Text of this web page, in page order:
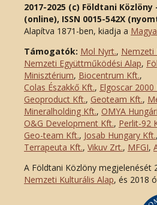
2017-2025 (c) Földtani Közlöny
(online), ISSN 0015-542X
Alapítva 1871-ben, kiadja a
Támogatók: Mol Nyrt., Nemzeti
Nemzeti Együttműködési Alap,
Minisztérium, Biocentrum Kft.,
Colas Északkő Kft., Elgoscar 2000
Geoproduct Kft., Geoteam Kft.,
Mineralholding Kft., OMYA
O&G Development Kft., Perlit-92
Geo-team Kft., Josab Hungary Kft.,
Terrapeuta Kft., Vikuv Zrt., MFGI,
A Földtani Közlöny megjelenését
Nemzeti Kulturális Alap, és 2018